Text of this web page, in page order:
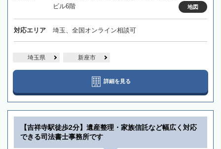
ビル6階
地図
対応エリア 埼玉、全国オンライン相談可
埼玉県 新座市
詳細を見る
【吉祥寺駅徒歩2分】遺産整理・家族信託など幅広く対応
できる司法書士事務所です